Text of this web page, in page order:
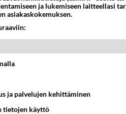
sääntöjenvastaista viestiä.
ylös
ja lukemiseen laitteellasi
asiakaskokemuksen.
ja palvelujen kehittäminen
tietojen käyttö